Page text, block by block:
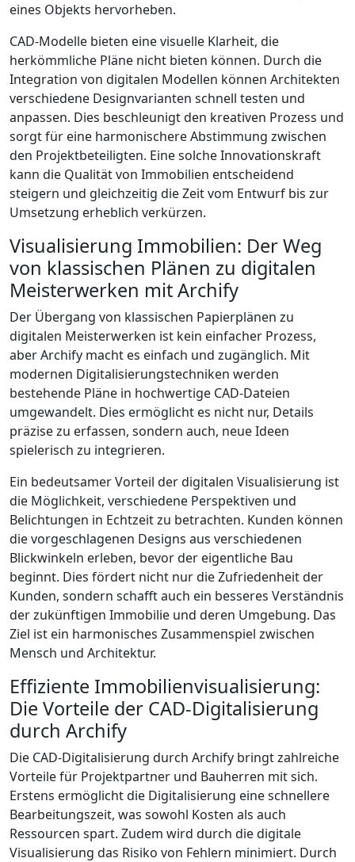
eines Objekts hervorheben.
CAD-Modelle bieten eine visuelle Klarheit, die
herkömmliche Pläne nicht bieten können. Durch die
Integration von digitalen Modellen können Architekten
verschiedene Designvarianten schnell testen und
anpassen. Dies beschleunigt den kreativen Prozess und
sorgt für eine harmonischere Abstimmung zwischen
den Projektbeteiligten. Eine solche Innovationskraft
kann die Qualität von Immobilien entscheidend
steigern und gleichzeitig die Zeit vom Entwurf bis zur
Umsetzung erheblich verkürzen.
Visualisierung Immobilien: Der Weg
von klassischen Plänen zu digitalen
Meisterwerken mit Archify
Der Übergang von klassischen Papierplänen zu
digitalen Meisterwerken ist kein einfacher Prozess,
aber Archify macht es einfach und zugänglich. Mit
modernen Digitalisierungstechniken werden
bestehende Pläne in hochwertige CAD-Dateien
umgewandelt. Dies ermöglicht es nicht nur, Details
präzise zu erfassen, sondern auch, neue Ideen
spielerisch zu integrieren.
Ein bedeutsamer Vorteil der digitalen Visualisierung ist
die Möglichkeit, verschiedene Perspektiven und
Belichtungen in Echtzeit zu betrachten. Kunden können
die vorgeschlagenen Designs aus verschiedenen
Blickwinkeln erleben, bevor der eigentliche Bau
beginnt. Dies fördert nicht nur die Zufriedenheit der
Kunden, sondern schafft auch ein besseres Verständnis
der zukünftigen Immobilie und deren Umgebung. Das
Ziel ist ein harmonisches Zusammenspiel zwischen
Mensch und Architektur.
Effiziente Immobilienvisualisierung:
Die Vorteile der CAD-Digitalisierung
durch Archify
Die CAD-Digitalisierung durch Archify bringt zahlreiche
Vorteile für Projektpartner und Bauherren mit sich.
Erstens ermöglicht die Digitalisierung eine schnellere
Bearbeitungszeit, was sowohl Kosten als auch
Ressourcen spart. Zudem wird durch die digitale
Visualisierung das Risiko von Fehlern minimiert. Durch